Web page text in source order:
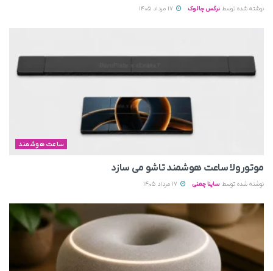
نوشته شده توسط نرگس چالوک
ساعت هوشمند
موتورولا ساعت هوشمند تاشو می‌ سازد
نوشته شده توسط ساینا چمنی